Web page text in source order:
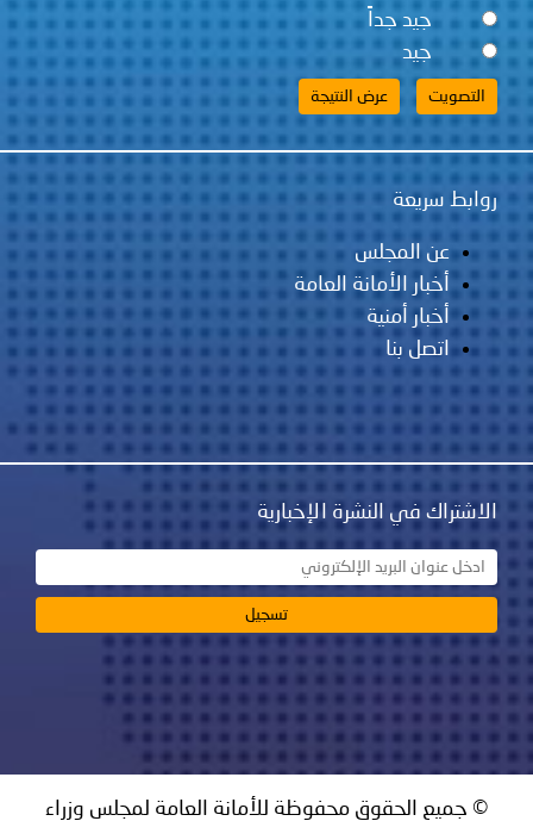
جيد جداً
جيد
روابط سريعة
عن المجلس
أخبار الأمانة العامة
أخبار أمنية
اتصل بنا
الاشتراك في النشرة الإخبارية
© جميع الحقوق محفوظة للأمانة العامة لمجلس وزراء